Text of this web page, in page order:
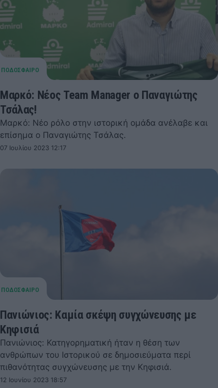
Μαρκό: Νέος Team Manager ο Παναγιώτης
Τσάλας!
Μαρκό: Νέο ρόλο στην ιστορική ομάδα ανέλαβε και
επίσημα ο Παναγιώτης Τσάλας.
07 Ιουλίου 2023 12:17
Πανιώνιος: Καμία σκέψη συγχώνευσης με
Κηφισιά
Πανιώνιος: Κατηγορηματική ήταν η θέση των
ανθρώπων του Ιστορικού σε δημοσιεύματα περί
πιθανότητας συγχώνευσης με την Κηφισιά.
12 Ιουνίου 2023 18:57